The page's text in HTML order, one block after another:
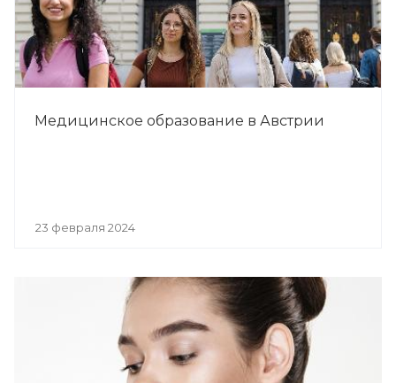
Медицинское образование в Австрии
23 февраля 2024